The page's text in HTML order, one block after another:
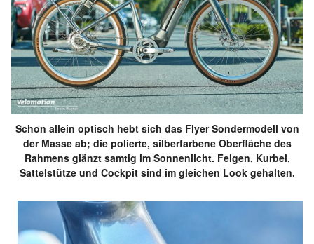
Erhältliche Rahmenformen:Tiefeinsteiger / Trapez /
Herrenrahmen
Panasonic GX Ultimate HS (90 Nm)
Akku:630 Wh
Schon allein optisch hebt sich das Flyer Sondermodell von
der Masse ab; die polierte, silberfarbene Oberfläche des
Rahmens glänzt samtig im Sonnenlicht. Felgen, Kurbel,
Sattelstütze und Cockpit sind im gleichen Look gehalten.